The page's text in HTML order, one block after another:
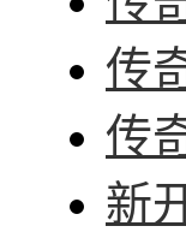
传
传
新